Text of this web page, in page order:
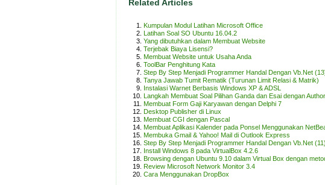
Related Articles
Kumpulan Modul Latihan Microsoft Office
Latihan Soal SO Ubuntu 16.04.2
Yang dibutuhkan dalam Membuat Website
Terjebak Biaya Lisensi?
Membuat Website untuk Usaha Anda
ToolBar Penghitung Kata
Step By Step Menjadi Programmer Handal Dengan Vb.Net
Tanya Jawab Tumit Rematik (Turunan Limit Relasi & Matrik)
Instalasi Warnet Berbasis Windows XP & ADSL
Langkah Membuat Soal Pilihan Ganda dan Esai dengan
Membuat Form Gaji Karyawan dengan Delphi 7
Desktop Publisher di Linux
Membuat CGI dengan Pascal
Membuat Aplikasi Kalender pada Ponsel Menggunakan
Membuka Gmail & Yahoo! Mail di Outlook Express
Step By Step Menjadi Programmer Handal Dengan Vb.Net (11)
Install Windows 8 pada VirtualBox 4.2.6
Browsing dengan Ubuntu 9.10 dalam Virtual Box dengan
Review Microsoft Network Monitor 3.4
Cara Menggunakan DropBox